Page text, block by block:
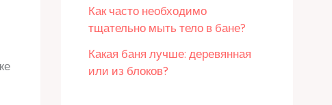
Как часто необходимо
тщательно мыть тело в бане?
Какая баня лучше: деревянная
или из блоков?